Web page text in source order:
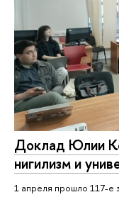
Доклад Юлии
нигилизм и
1 апреля прошло 117-е